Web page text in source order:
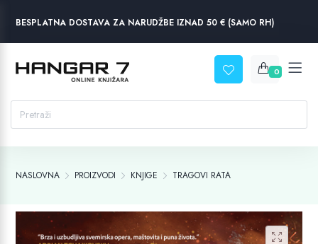
BESPLATNA DOSTAVA ZA NARUDŽBE IZNAD 50 € (SAMO RH)
0
NASLOVNA PROIZVODI KNJIGE TRAGOVI RATA